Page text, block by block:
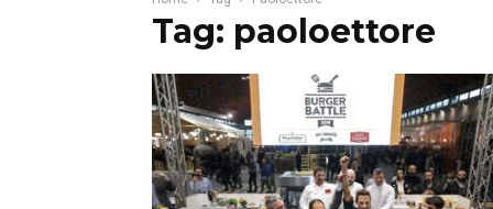
Tag: paoloettore